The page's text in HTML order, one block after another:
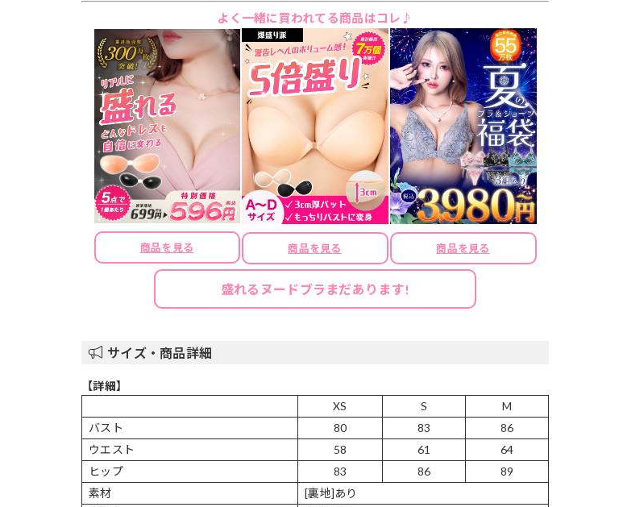
よく一緒に買われてる商品はコレ♪
商品を見る 商品を見る 商品を見る
盛れるヌードブラまだあります!
サイズ・商品詳細
【詳細】
XS
S
M
バスト
80 83
86
ウエスト
58 61
64
ヒップ
83 86
89
素材
[裏地]あり